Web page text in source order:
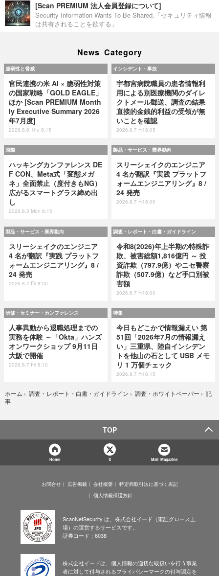
[Scan PREMIUM 法人会員登録について]
Security Information Wants To Be Shared.「セキュリティ情報
は共有されることを欲する」
News Category
脆弱性と脅威
官民連携の米 AI × 脆弱性対策
の国家戦略「GOLD EAGLE」
ほか [Scan PREMIUM Month
ly Executive Summary 2026
年7月度]
2026.8.6 Thu 8:15
インシデント・事故
宇都宮病院職員の患者情報利
用による別医療機関のダイレ
クトメール郵送、調査の結果
直接的金銭的利益の受領が無
いことを確認
2026.8.7 Fri 8:05
国際
ハッキングカンファレンス DE
F CON、Meta式「変態メガ
ネ」全面禁止（度付きもNG）
広がるスマートグラス締め出
し
2026.8.3 Mon 8:15
製品・サービス・業界動向
スリーシェイクのエンジニア
4 名が翻訳『実践 プラットフ
ォームエンジニアリング』8 /
24 発売
2026.8.7 Fri 8:00
製品・サービス・業界動向
スリーシェイクのエンジニア
4 名が翻訳『実践 プラットフ
ォームエンジニアリング』8 /
24 発売
2026.8.7 Fri 8:00
調査・レポート・白書・ガイドライン
令和8(2026)年上半期の特殊詐
欺、被害総額1,816億円 ～ 投
資詐欺（797.9億）やニセ警察
詐欺（507.9億）など手口別被
害額
2026.8.7 Fri 8:00
研修・セミナー・カンファレンス
人事異動から退職処理までの
実務を体験 ～「Okta」ハンズ
オンワークショップ 9月11日
大阪で開催
2026.8.7 Fri 8:10
特集
今日もどこかで情報漏えい 第
51回「2026年7月の情報漏え
い」三重県、陸自インシデン
トを他山の石として USB メモ
リ 1 万個チェック
2026.8.7 Fri 8:15
ホーム › 調査・レポート・白書・ガイドライン › 調査・ホワイトペーパー › 記
事
TOP
Home X Mail Magazine
お問合せ 広告掲載 会社概要
特定商取引法に基づく表記
個人情報保護方針
ScanNetSecurity は、株式会社イード（東証グロース上
場）の運営するサービスです。
証券コード：6038
株式会社イードは、個人情報の適切な取扱いを行う事業
者に対して付与されるプライバシーマークの付与認定を